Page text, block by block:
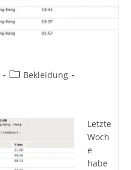
Beitrags-
Bekleidung
Letzte
Woch
e
habe